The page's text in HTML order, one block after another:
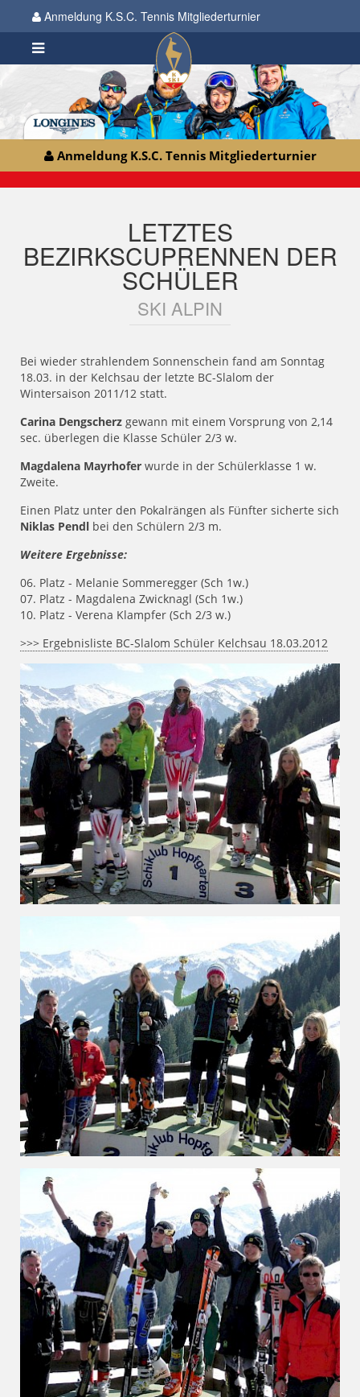
Anmeldung K.S.C. Tennis Mitgliederturnier
Anmeldung K.S.C. Tennis Mitgliederturnier
LETZTES
BEZIRKSCUPRENNEN DER
SCHÜLER
SKI ALPIN
Bei wieder strahlendem Sonnenschein fand am Sonntag
18.03. in der Kelchsau der letzte BC-Slalom der
Wintersaison 2011/12 statt.
Carina Dengscherz gewann mit einem Vorsprung von 2,14
sec. überlegen die Klasse Schüler 2/3 w.
Magdalena Mayrhofer wurde in der Schülerklasse 1 w.
Zweite.
Einen Platz unter den Pokalrängen als Fünfter sicherte sich
Niklas Pendl bei den Schülern 2/3 m.
Weitere Ergebnisse:
06. Platz - Melanie Sommeregger (Sch 1w.)
07. Platz - Magdalena Zwicknagl (Sch 1w.)
10. Platz - Verena Klampfer (Sch 2/3 w.)
>>> Ergebnisliste BC-Slalom Schüler Kelchsau 18.03.2012